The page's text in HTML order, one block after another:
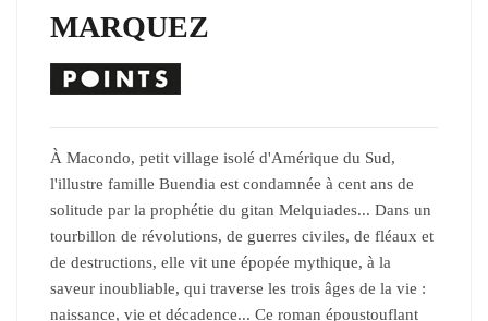
MARQUEZ
À Macondo, petit village isolé d'Amérique du Sud,
l'illustre famille Buendia est condamnée à cent ans de
solitude par la prophétie du gitan Melquiades... Dans un
tourbillon de révolutions, de guerres civiles, de fléaux et
de destructions, elle vit une épopée mythique, à la
saveur inoubliable, qui traverse les trois âges de la vie :
naissance, vie et décadence... Ce roman époustouflant